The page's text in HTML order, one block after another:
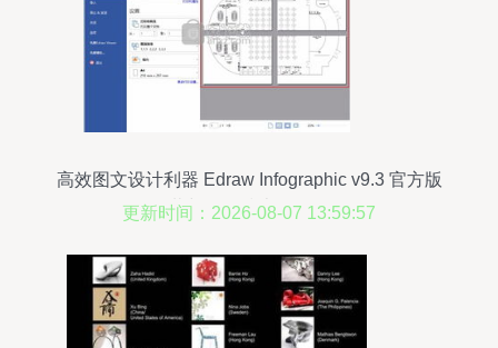
高效图文设计利器 Edraw Infographic v9.3 官方版
下载与网络技术服务解析
更新时间：2026-08-07 13:59:57